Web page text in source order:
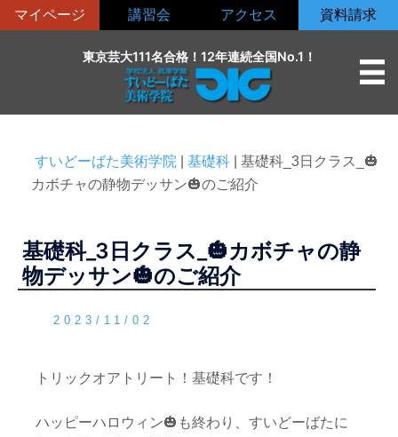
ン
マイページ 講習会 アクセス 資料請求
東京芸大111名合格！12年連続全国No.1！
すいどーばた美術学院 基礎科
基礎科_3日クラス_🎃
カボチャの静物デッサン🎃のご紹介
基礎科_3日クラス_🎃カボチャの静
物デッサン🎃のご紹介
2023/11/02
トリックオアトリート！基礎科です！
ハッピーハロウィン🎃も終わり、すいどーばたに